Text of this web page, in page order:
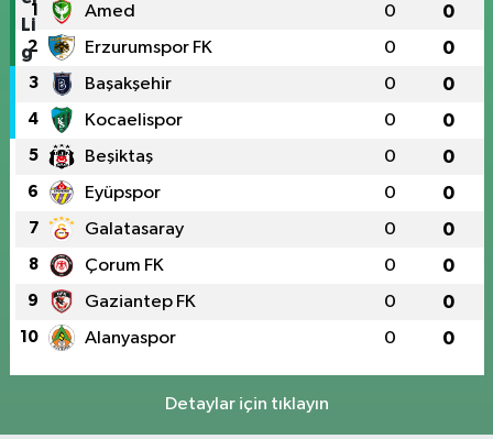
1 Amed 0 0
2 Erzurumspor FK 0 0
3 Başakşehir 0 0
4 Kocaelispor 0 0
5 Beşiktaş 0 0
6 Eyüpspor 0 0
7 Galatasaray 0 0
8 Çorum FK 0 0
9 Gaziantep FK 0 0
10 Alanyaspor 0 0
Detaylar için tıklayın